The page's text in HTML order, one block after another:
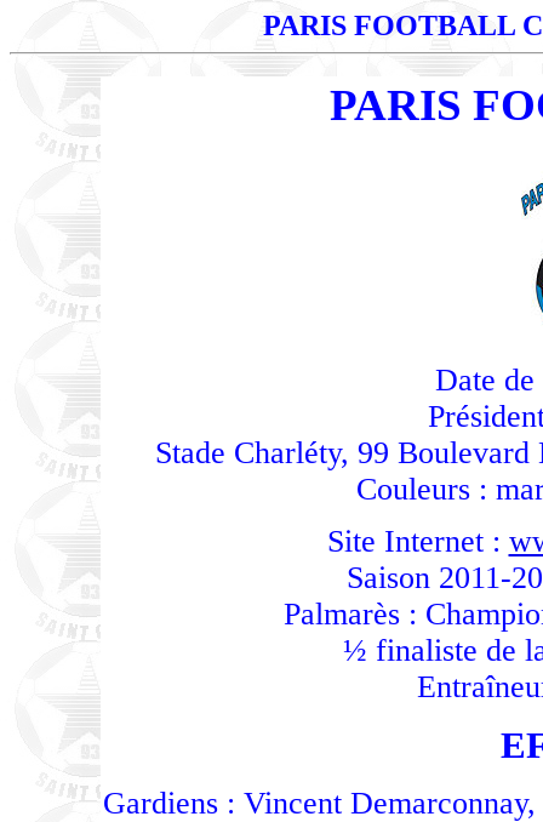
PARIS FOOTBALL
PARIS
Date
Stade Charléty, 99
Couleurs :
Site Internet :
Saison 2011-
Palmarès :
½ finaliste de
Gardiens : Vincent